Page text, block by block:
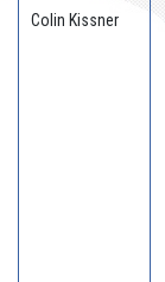
Colin Kissner